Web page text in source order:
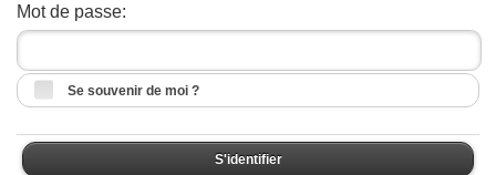
Mot de passe:
Se souvenir de moi ?
S'identifier